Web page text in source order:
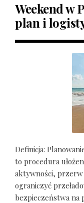
Weekend w
plan i
Definicja:
to procedura
aktywności,
ograniczyć
bezpieczeństwa na